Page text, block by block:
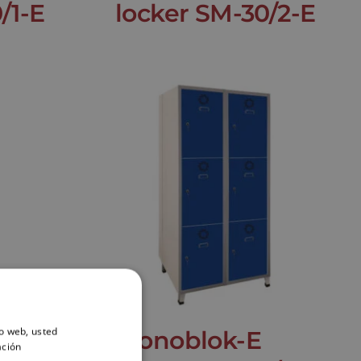
E
locker SM-30/2-E
Monoblok-E
web, usted